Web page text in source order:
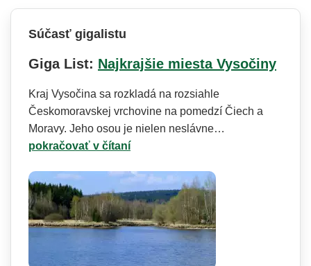
Súčasť gigalistu
Giga List: Najkrajšie miesta Vysočiny
Kraj Vysočina sa rozkladá na rozsiahle
Českomoravskej vrchovine na pomedzí Čiech a
Moravy. Jeho osou je nielen neslávne…
pokračovať v čítaní